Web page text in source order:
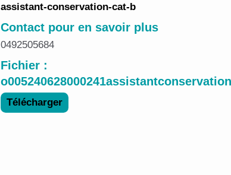
assistant-conservation-cat-b
Contact pour en savoir plus
0492505684
Fichier :
Télécharger